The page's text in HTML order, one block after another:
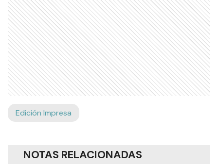
Edición Impresa
NOTAS RELACIONADAS